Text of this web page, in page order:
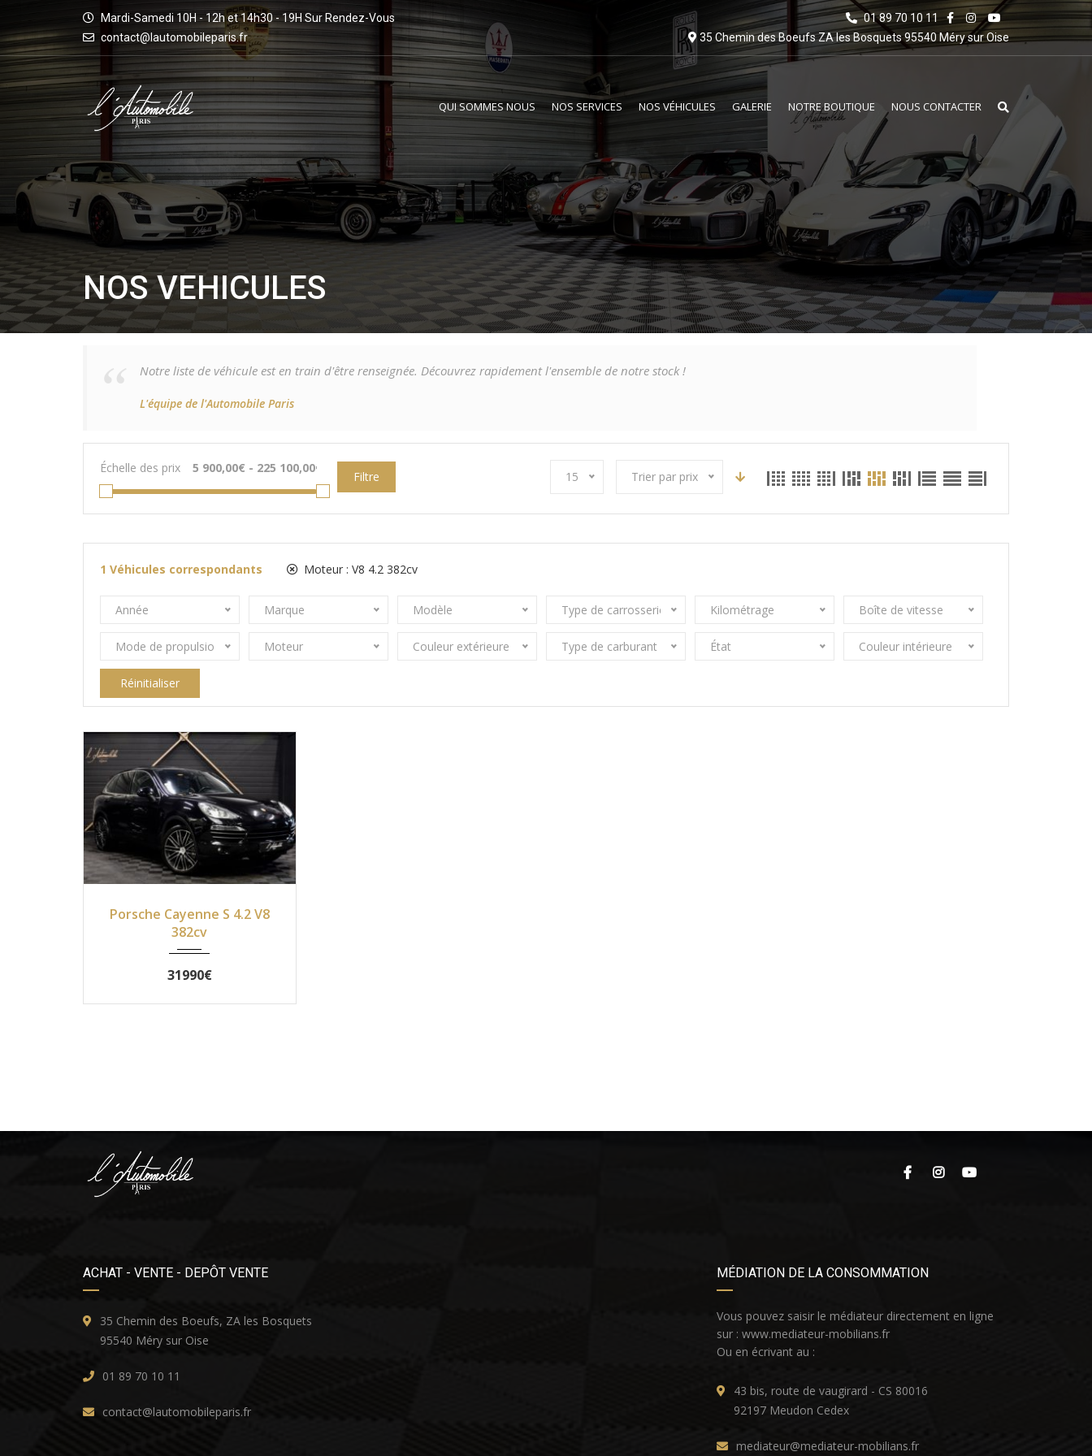
Mardi-Samedi 10H - 12h et 14h30 - 19H Sur Rendez-Vous
contact@lautomobileparis.fr
01 89 70 10 11
35 Chemin des Boeufs ZA les Bosquets 95540 Méry sur Oise
QUI SOMMES NOUS NOS SERVICES NOS VÉHICULES GALERIE NOTRE BOUTIQUE NOUS CONTACTER
NOS VEHICULES
Notre liste de véhicule est en train d'être renseignée. Découvrez rapidement l'ensemble de notre stock !
L'équipe de l'Automobile Paris
Échelle des prix
Filtre 15 Trier par prix
1 Véhicules correspondants Moteur : V8 4.2 382cv
Année Marque Modèle Type de carrosserie Kilométrage Boîte de vitesse
Mode de propulsion Moteur Couleur extérieure Type de carburant État Couleur intérieure
Réinitialiser
Porsche Cayenne S 4.2 V8
382cv
31990€
ACHAT - VENTE - DEPÔT VENTE
35 Chemin des Boeufs, ZA les Bosquets
95540 Méry sur Oise
01 89 70 10 11
contact@lautomobileparis.fr
MÉDIATION DE LA CONSOMMATION
Vous pouvez saisir le médiateur directement en ligne
sur : www.mediateur-mobilians.fr
Ou en écrivant au :
43 bis, route de vaugirard - CS 80016
92197 Meudon Cedex
mediateur@mediateur-mobilians.fr